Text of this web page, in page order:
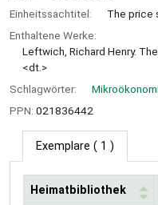
Einheitssachtitel:
The price
Enthaltene Werke:
Leftwich, Richard Henry.
<dt.>
Schlagwörter:
PPN: 021836442
Exemplare ( 1 )
Heimatbibliothek